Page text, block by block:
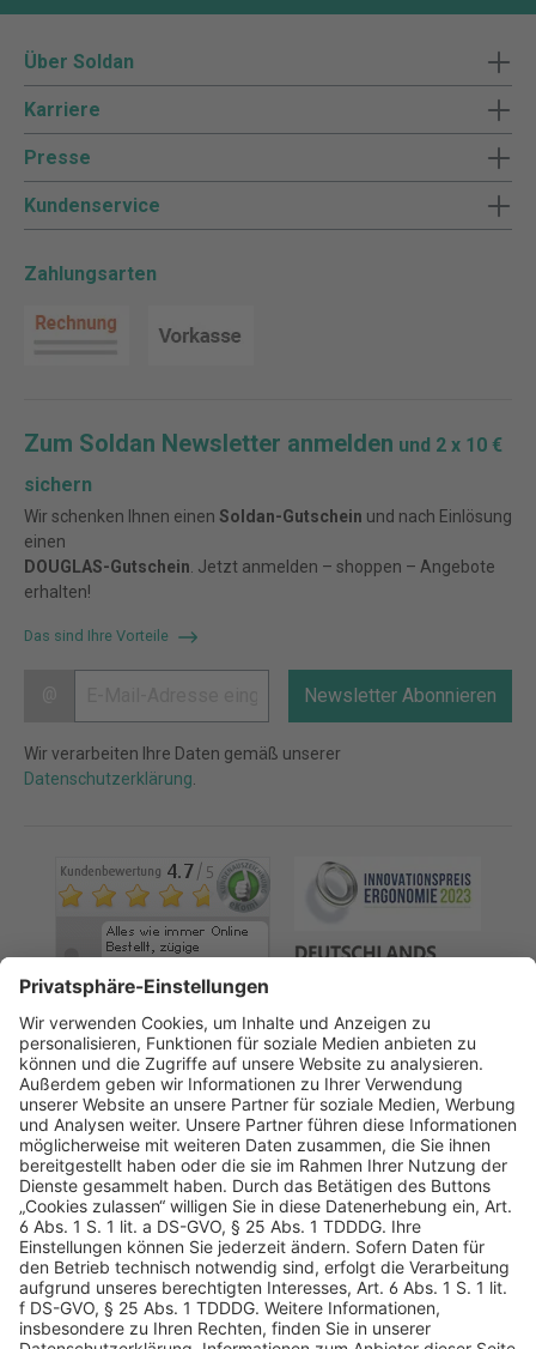
Über Soldan
Karriere
Presse
Kundenservice
Zahlungsarten
Zum Soldan Newsletter anmelden und 2 x 10 €
sichern
Wir schenken Ihnen einen Soldan-Gutschein und nach Einlösung
einen
DOUGLAS-Gutschein . Jetzt anmelden – shoppen – Angebote
erhalten!
Das sind Ihre Vorteile
Newsletter Abonnieren
Wir verarbeiten Ihre Daten gemäß unserer
Datenschutzerklärung
AGB Datenschutz
Impressum
Sicherheitshinweis
Compliance